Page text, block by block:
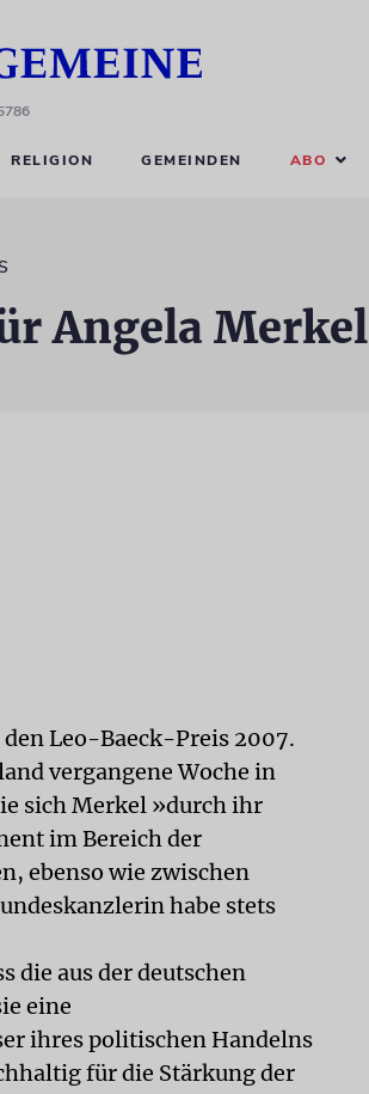
RELIGION GEMEINDEN ABO
Angela Merkel
Leo-Baeck-Preis 2007.
vergangene Woche in
sich Merkel »durch ihr
im Bereich der
ebenso wie zwischen
habe stets
die aus der deutschen
eine
ihres politischen Handelns
für die Stärkung der